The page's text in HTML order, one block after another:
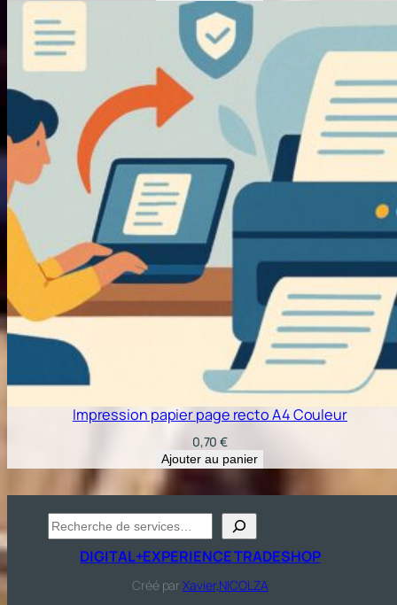
Impression papier page recto A4 Couleur
0,70€
Ajouter au panier
Recherche
DIGITAL+EXPERIENCE TRADESHOP
Créé parXavier,NICOLZA